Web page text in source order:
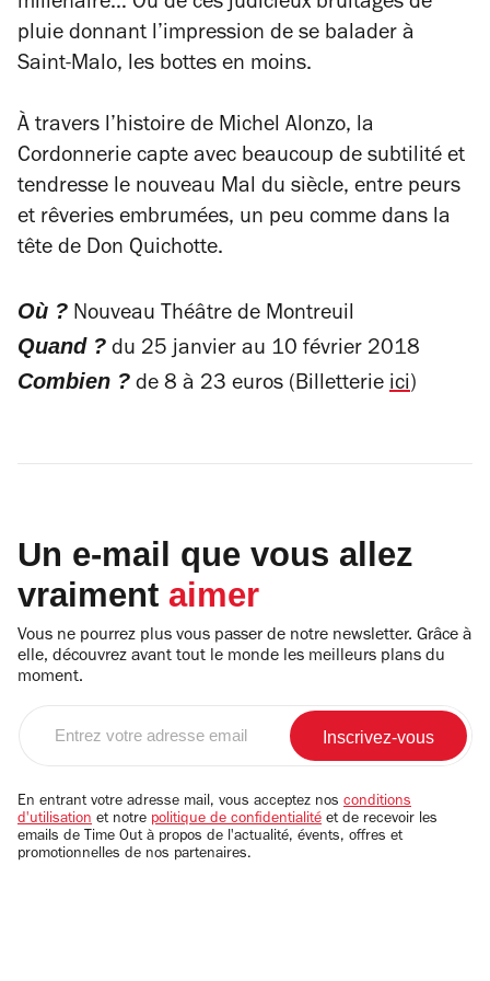
millénaire… Ou de ces judicieux bruitages de
pluie donnant l’impression de se balader à
Saint-Malo, les bottes en moins.
À travers l’histoire de Michel Alonzo, la
Cordonnerie capte avec beaucoup de subtilité et
tendresse le nouveau Mal du siècle, entre peurs
et rêveries embrumées, un peu comme dans la
tête de Don Quichotte.
Où ? Nouveau Théâtre de Montreuil
Quand ? du 25 janvier au 10 février 2018
Combien ? de 8 à 23 euros (Billetterie ici)
Un e-mail que vous allez
vraiment aimer
Vous ne pourrez plus vous passer de notre newsletter. Grâce à
elle, découvrez avant tout le monde les meilleurs plans du
moment.
email
En entrant votre adresse mail, vous acceptez nos conditions
d'utilisation et notre politique de confidentialité et de recevoir les
emails de Time Out à propos de l'actualité, évents, offres et
promotionnelles de nos partenaires.